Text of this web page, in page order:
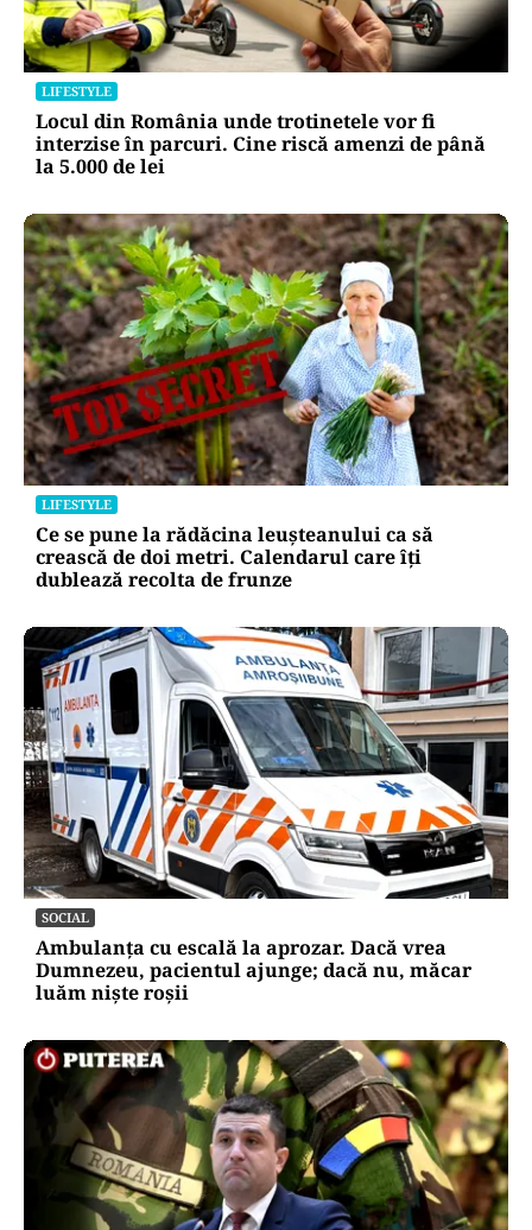
LIFESTYLE
Locul din România unde trotinetele vor fi
interzise în parcuri. Cine riscă amenzi de până
la 5.000 de lei
LIFESTYLE
Ce se pune la rădăcina leușteanului ca să
crească de doi metri. Calendarul care îți
dublează recolta de frunze
SOCIAL
Ambulanța cu escală la aprozar. Dacă vrea
Dumnezeu, pacientul ajunge; dacă nu, măcar
luăm niște roșii